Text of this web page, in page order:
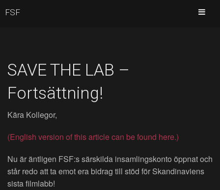
SAVE THE LAB –
Fortsättning!
Kära Kollegor,
(English version of this article can be found here.)
Nu är äntligen FSF:s särskilda insamlingskonto öppnat och
står redo att ta emot era bidrag till stöd för Skandinaviens
sista filmlabb!
FSF